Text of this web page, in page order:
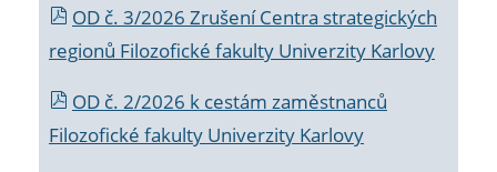
OD č. 3/2026 Zrušení Centra strategických
regionů Filozofické fakulty Univerzity Karlovy
OD č. 2/2026 k cestám zaměstnanců
Filozofické fakulty Univerzity Karlovy